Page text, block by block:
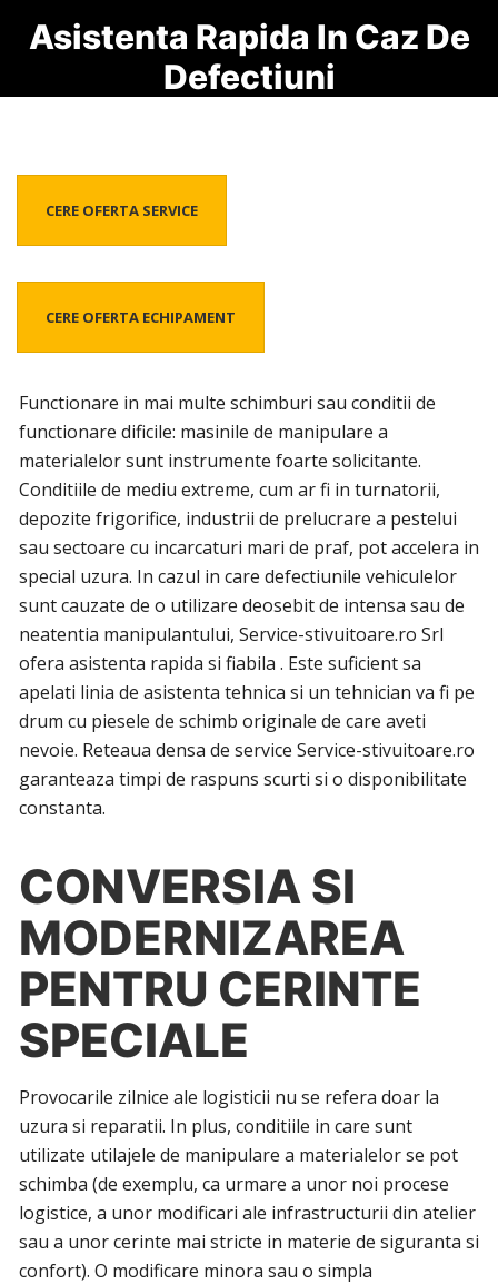
Asistenta Rapida In Caz De
Defectiuni
CERE OFERTA SERVICE
CERE OFERTA ECHIPAMENT
Functionare in mai multe schimburi sau conditii de
functionare dificile: masinile de manipulare a
materialelor sunt instrumente foarte solicitante.
Conditiile de mediu extreme, cum ar fi in turnatorii,
depozite frigorifice, industrii de prelucrare a pestelui
sau sectoare cu incarcaturi mari de praf, pot accelera in
special uzura. In cazul in care defectiunile vehiculelor
sunt cauzate de o utilizare deosebit de intensa sau de
neatentia manipulantului, Service-stivuitoare.ro Srl
ofera asistenta rapida si fiabila . Este suficient sa
apelati linia de asistenta tehnica si un tehnician va fi pe
drum cu piesele de schimb originale de care aveti
nevoie. Reteaua densa de service Service-stivuitoare.ro
garanteaza timpi de raspuns scurti si o disponibilitate
constanta.
CONVERSIA SI
MODERNIZAREA
PENTRU CERINTE
SPECIALE
Provocarile zilnice ale logisticii nu se refera doar la
uzura si reparatii. In plus, conditiile in care sunt
utilizate utilajele de manipulare a materialelor se pot
schimba (de exemplu, ca urmare a unor noi procese
logistice, a unor modificari ale infrastructurii din atelier
sau a unor cerinte mai stricte in materie de siguranta si
confort). O modificare minora sau o simpla